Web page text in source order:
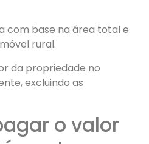
com base na área total e
rural.
da propriedade no
excluindo as
o valor